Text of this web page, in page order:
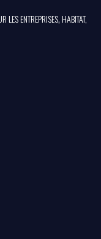
LES ENTREPRISES,HABITAT,